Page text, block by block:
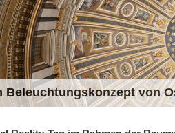
Beleuchtungskonzept von